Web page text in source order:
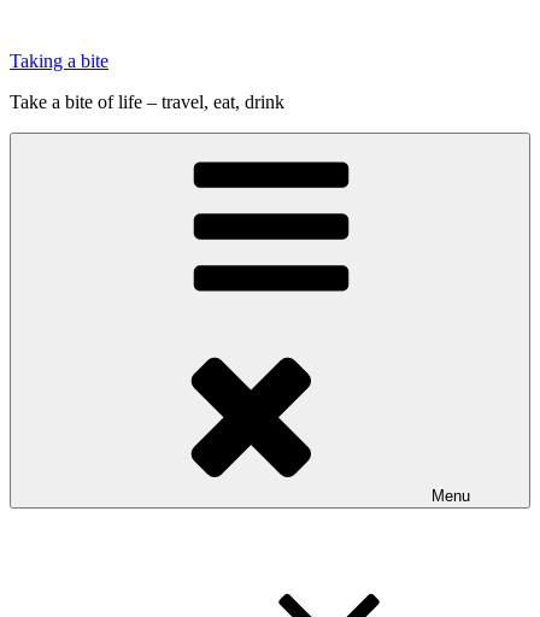
indhold
Taking a bite
Take a bite of life – travel, eat, drink
Menu